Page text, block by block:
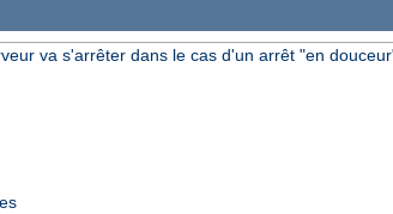
va s'arrêter dans le cas d'un arrêt "en